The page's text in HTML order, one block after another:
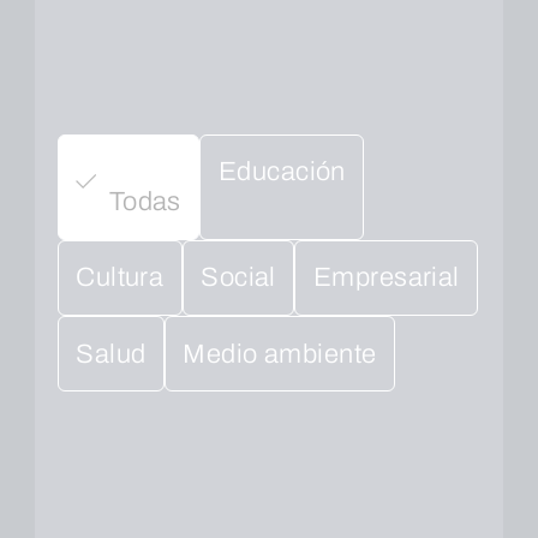
Todas
Educación
Cultura Social Empresarial
Salud Medio ambiente